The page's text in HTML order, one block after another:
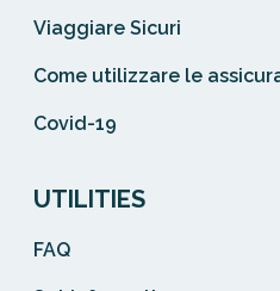
Viaggiare Sicuri
Come utilizzare le
Covid-19
UTILITIES
FAQ